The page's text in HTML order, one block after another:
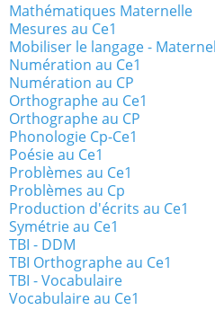
Mathématiques Maternelle
Mesures au Ce1
Mobiliser le langage -
Numération au Ce1
Numération au CP
Orthographe au Ce1
Orthographe au CP
Phonologie Cp-Ce1
Poésie au Ce1
Problèmes au Ce1
Problèmes au Cp
Production d'écrits au Ce1
Symétrie au Ce1
TBI - DDM
TBI Orthographe au Ce1
TBI - Vocabulaire
Vocabulaire au Ce1